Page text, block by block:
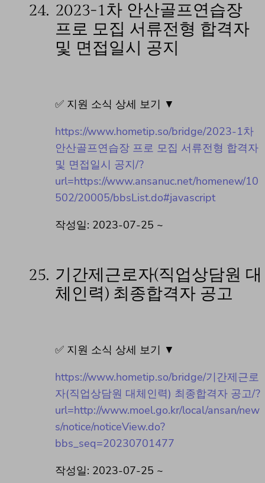
24. 2023-1차 안산골프연습장
프로 모집 서류전형 합격자
및 면접일시 공지
✅ 지원 소식 상세 보기 ▼
https://www.hometip.so/bridge/2023-1차
안산골프연습장 프로 모집 서류전형 합격자
및 면접일시 공지/?
url=https://www.ansanuc.net/homenew/10
502/20005/bbsList.do#javascript
작성일: 2023-07-25 ~
25. 기간제근로자(직업상담원 대
체인력) 최종합격자 공고
✅ 지원 소식 상세 보기 ▼
https://www.hometip.so/bridge/기간제근로
자(직업상담원 대체인력) 최종합격자 공고/?
url=http://www.moel.go.kr/local/ansan/new
s/notice/noticeView.do?
bbs_seq=20230701477
작성일: 2023-07-25 ~